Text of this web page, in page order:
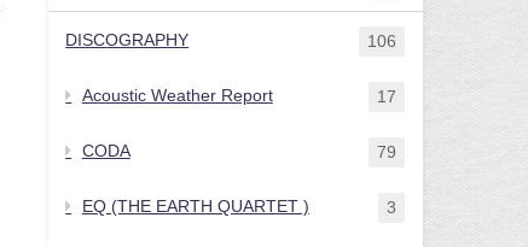
DISCOGRAPHY 106
Acoustic Weather Report 17
CODA 79
EQ (THE EARTH QUARTET ) 3